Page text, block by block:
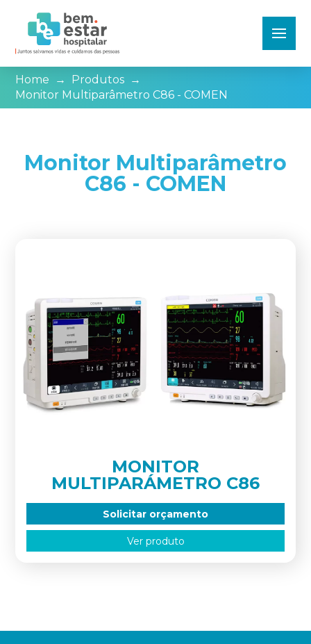
Home → Produtos →
Monitor Multiparâmetro C86 - COMEN
Monitor Multiparâmetro
C86 - COMEN
MONITOR
MULTIPARÁMETRO C86
Solicitar orçamento
Ver produto